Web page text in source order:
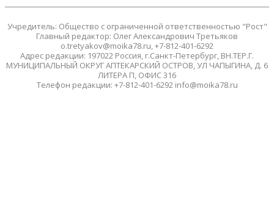
Учредитель: Общество с ограниченной ответственностью "Рост"
Главный редактор: Олег Александрович Третьяков
o.tretyakov@moika78.ru, +7-812-401-6292
Адрес редакции: 197022 Россия, г.Санкт-Петербург, ВН.ТЕР.Г.
МУНИЦИПАЛЬНЫЙ ОКРУГ АПТЕКАРСКИЙ ОСТРОВ, УЛ ЧАПЫГИНА, Д. 6
ЛИТЕРА П, ОФИС 316
Телефон редакции: +7-812-401-6292 info@moika78.ru